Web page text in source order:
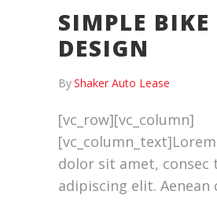
SIMPLE BIKE
DESIGN
ByShaker Auto Lease
[vc_row][vc_column]
dolor sit amet, consec
adipiscing elit. Aenean